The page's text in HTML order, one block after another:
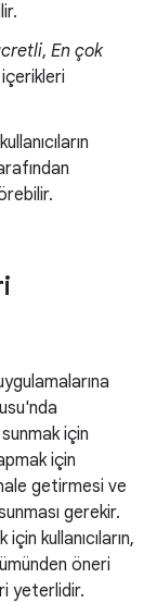
, En çok
için
için
getirmesi ve
gerekir.
kullanıcıların,
öneri
yeterlidir.